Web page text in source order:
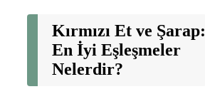
Kırmızı Et ve Şarap:
En İyi Eşleşmeler
Nelerdir?